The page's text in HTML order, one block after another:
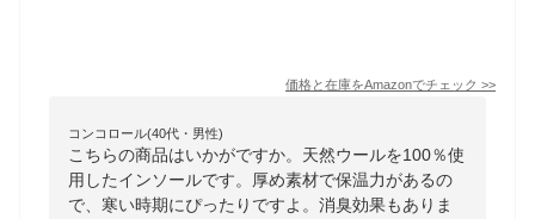
価格と在庫をAmazonでチェック >>
コンコロール(40代・男性)
こちらの商品はいかがですか。天然ウールを100％使
用したインソールです。厚め素材で保温力があるの
で、寒い時期にぴったりですよ。消臭効果もありま